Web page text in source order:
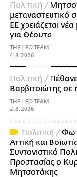
Πολιτική /
μεταναστευτικό
ΕΕ χρειάζεται νέα
για Θέουτα
THE LIFO TEAM
4.8.2026
Πολιτική /
Βαρβιτσιώτης σε
THE LIFO TEAM
2.8.2026
Πολιτική /
Αττική και
Συντονιστικό
Προστασίας ο
Μητσοτάκης